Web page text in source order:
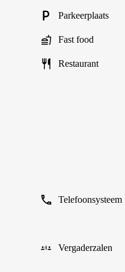
Parkeerplaats
Fast food
Restaurant
Telefoonsysteem
Vergaderzalen